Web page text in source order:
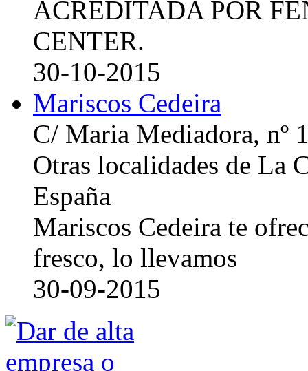
ACREDITADA POR
CENTER.
30-10-2015
Mariscos Cedeira
C/ Maria Mediadora, nº
Otras localidades de La
España
Mariscos Cedeira te
fresco, lo llevamos
30-09-2015